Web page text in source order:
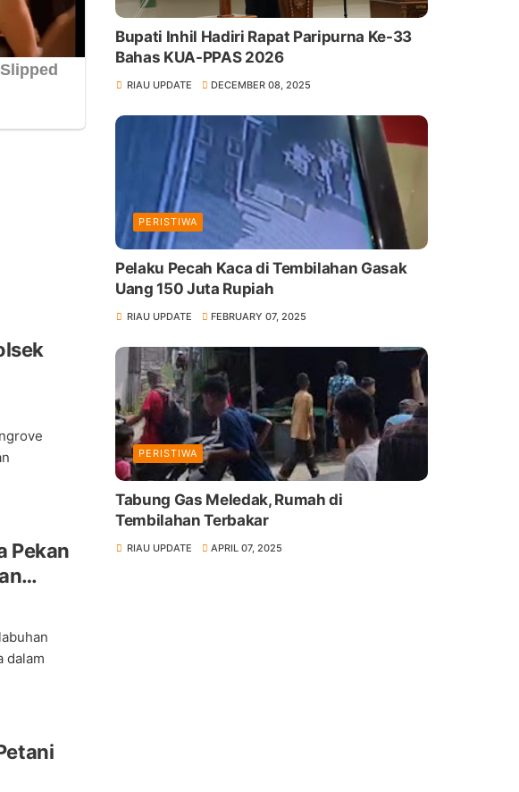
Pekan
dalam
Bupati Inhil Hadiri Rapat Paripurna Ke-33
Bahas KUA-PPAS 2026
RIAU UPDATE DECEMBER 08, 2025
PERISTIWA
Pelaku Pecah Kaca di Tembilahan Gasak
Uang 150 Juta Rupiah
RIAU UPDATE FEBRUARY 07, 2025
PERISTIWA
Tabung Gas Meledak, Rumah di
Tembilahan Terbakar
RIAU UPDATE APRIL 07, 2025